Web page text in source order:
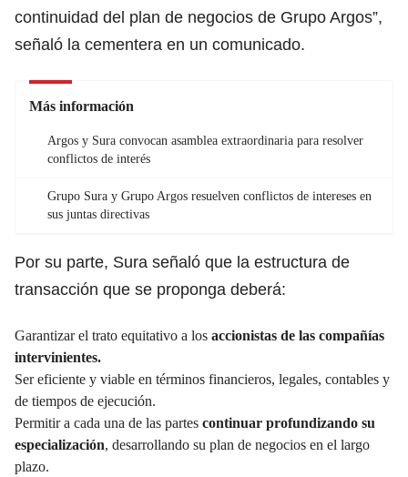
continuidad del plan de negocios de Grupo Argos”,
señaló la cementera en un comunicado.
Más información
Argos y Sura convocan asamblea extraordinaria para resolver
conflictos de interés
Grupo Sura y Grupo Argos resuelven conflictos de intereses en
sus juntas directivas
Por su parte, Sura señaló que la estructura de
transacción que se proponga deberá:
Garantizar el trato equitativo a los accionistas de las compañías
intervinientes.
Ser eficiente y viable en términos financieros, legales, contables y
de tiempos de ejecución.
Permitir a cada una de las partes continuar profundizando su
especialización, desarrollando su plan de negocios en el largo
plazo.